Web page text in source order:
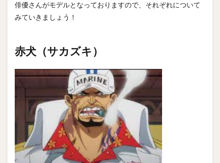
俳優さんがモデルとなっておりますので、それぞれについて
みていきましょう！
赤犬（サカズキ）